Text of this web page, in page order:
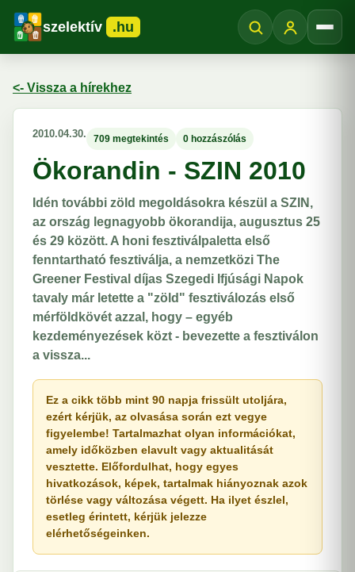
szelektív .hu
<- Vissza a hírekhez
2010.04.30. 709 megtekintés 0 hozzászólás
Ökorandin - SZIN 2010
Idén további zöld megoldásokra készül a SZIN,
az ország legnagyobb ökorandija, augusztus 25
és 29 között. A honi fesztiválpaletta első
fenntartható fesztiválja, a nemzetközi The
Greener Festival díjas Szegedi Ifjúsági Napok
tavaly már letette a "zöld" fesztiválozás első
mérföldkövét azzal, hogy – egyéb
kezdeményezések közt - bevezette a fesztiválon
a vissza...
Ez a cikk több mint 90 napja frissült utoljára,
ezért kérjük, az olvasása során ezt vegye
figyelembe! Tartalmazhat olyan információkat,
amely időközben elavult vagy aktualitását
vesztette. Előfordulhat, hogy egyes
hivatkozások, képek, tartalmak hiányoznak azok
törlése vagy változása végett. Ha ilyet észlel,
esetleg érintett, kérjük jelezze
elérhetőségeinken.